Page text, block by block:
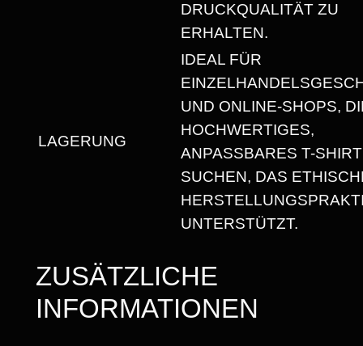
C
M
DRUCKQUALITÄT ZU
ERHALTEN.
LAGERUNG
IDEAL FÜR
UND ONLINE-SHOPS,
HOCHWERTIGES,
ANPASSBARES T-SHIRT
SUCHEN, DAS
UNTERSTÜTZT.
ZUSÄTZLICHE
INFORMATIONEN